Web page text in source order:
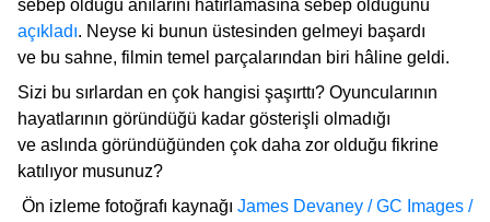
sebep olduğu anılarını hatırlamasına sebep olduğunu
açıkladı. Neyse ki bunun üstesinden gelmeyi başardı
ve bu sahne, filmin temel parçalarından biri hâline geldi.
Sizi bu sırlardan en çok hangisi şaşırttı? Oyuncularının
hayatlarının göründüğü kadar gösterişli olmadığı
ve aslında göründüğünden çok daha zor olduğu fikrine
katılıyor musunuz?
Ön izleme fotoğrafı kaynağı James Devaney / GC Images /